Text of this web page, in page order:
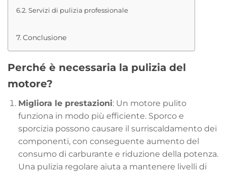
Servizi di pulizia professionale
Conclusione
Perché è necessaria la pulizia del
motore?
Migliora le prestazioni: Un motore pulito
funziona in modo più efficiente. Sporco e
sporcizia possono causare il surriscaldamento dei
componenti, con conseguente aumento del
consumo di carburante e riduzione della potenza.
Una pulizia regolare aiuta a mantenere livelli di